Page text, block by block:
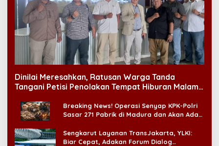
Dinilai Meresahkan, Ratusan Warga Tanda
Tangani Petisi Penolakan Tempat Hiburan Malam
Breaking News! Operasi Senyap KPK-Polri
Sasar 271 Pabrik di Madura dan Akan Ada
Sengkarut Layanan TransJakarta, YLKI:
Biar Cepat, Adakan Forum Dialog